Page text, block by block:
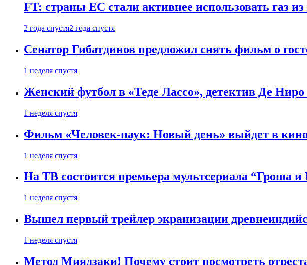
FT: страны ЕС стали активнее использовать газ
2 года спустя2 года спустя
Сенатор Гибатдинов предложил снять фильм о
1 неделя спустя
Женский футбол в «Теде Лассо», детектив Де
1 неделя спустя
Фильм «Человек-паук: Новый день» выйдет в
1 неделя спустя
На ТВ состоится премьера мультсериала “Гроша
1 неделя спустя
Вышел первый трейлер экранизации
1 неделя спустя
Метод Миядзаки! Почему стоит посмотреть